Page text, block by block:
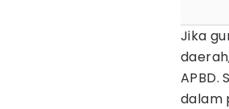
Jika
APBD.
dalam